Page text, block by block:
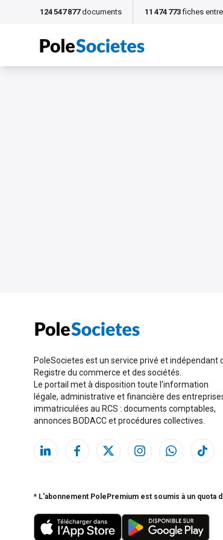
124 547 877 documents 11 474 773 fiches
PoleSocietes est un service privé et indépendant
Registre du commerce et des sociétés.
Le portail met à disposition toute l'information
légale, administrative et financière des
immatriculées au RCS : documents comptables,
annonces BODACC et procédures collectives.
* L'abonnement PolePremium est soumis à un quota